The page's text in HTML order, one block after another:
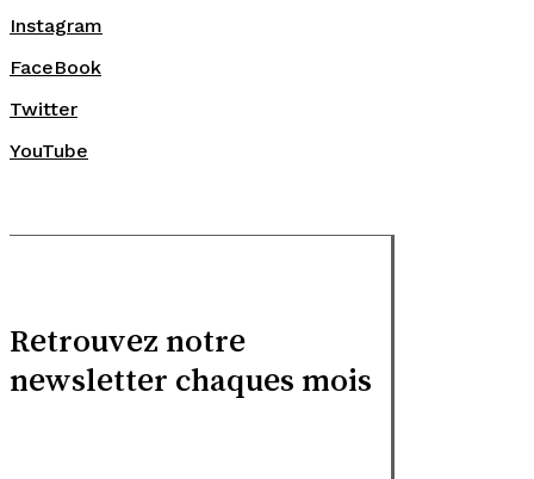
Instagram
FaceBook
Twitter
YouTube
Retrouvez notre
newsletter chaques mois